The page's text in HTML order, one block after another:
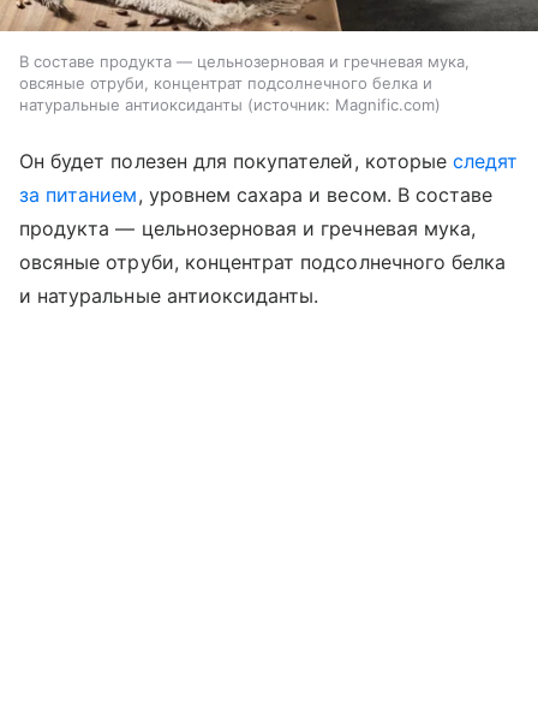
В составе продукта — цельнозерновая и гречневая мука,
овсяные отруби, концентрат подсолнечного белка и
натуральные антиоксиданты
источник: Magnific.com
Он будет полезен для покупателей, которыеследят
за питанием, уровнем сахара и весом. В составе
продукта — цельнозерновая и гречневая мука,
овсяные отруби, концентрат подсолнечного белка
и натуральные антиоксиданты.